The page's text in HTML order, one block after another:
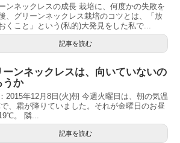
ンネックレスの成長 栽培に、何度かの失敗を
、グリーンネックレス栽培のコツとは、「放
くこと」という(私的)大発見をした私で...
記事を読む
ーンネックレスは、向いていないの
うか
2015年12月8日(火)朝 今週火曜日は、朝の気温
、霜が降りていました。それが金曜日のお昼
。 隣...
記事を読む